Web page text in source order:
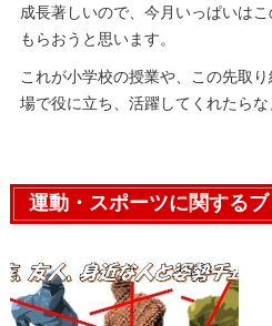
成長著しいので、今月いっぱいは
もらおうと思います。
これが小学校の授業や、この先取
場で役に立ち、活躍してくれたらな
運動・スポーツに関する